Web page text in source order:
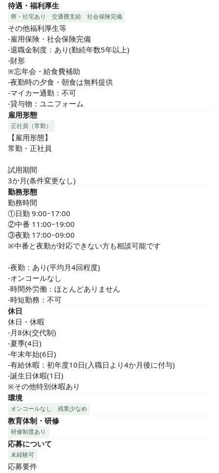
待遇・福利厚生
寮・社宅あり 交通費支給 社会保険完備
その他福利厚生等
-雇用保険・社会保険完備
-退職金制度：あり(勤続年数5年以上)
-財形
※忘年会・給食費補助
-夜勤時の夕食・朝食は無料提供
-マイカー通勤：不可
-貸与物：ユニフォーム
雇用形態
正社員（常勤）
【雇用形態】
常勤・正社員
試用期間
3か月(条件変更なし)
勤務形態
勤務時間
①日勤 9:00ｰ17:00
②中番 11:00ｰ19:00
③夜勤 17:00ｰ09:00
※中番と夜勤が対応できない方も相談可能です
-夜勤：あり(平均月4回程度)
-オンコールなし
-時間外労働：ほとんどありません
-時短勤務：不可
休日
休日・休暇
-月8休(交代制)
-夏季(4日)
-年末年始(6日)
-有給休暇：初年度10日(入職日より4か月後に付与)
-誕生日休暇(1日)
※その他特別休暇あり
環境
オンコールなし 残業少なめ
教育体制・研修
研修制度あり
応募について
未経験可
応募要件